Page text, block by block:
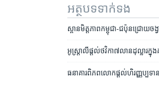
អត្ថបទ​ទាក់ទង
ស្ពាន​មិត្តភាព​កម្ពុជា-ជប៉ុន​ជ្រោយច
អូស្ត្រាលី​ផ្ដល់​ថវិកា​៧​លាន​ដុល្លារ​ក្នុង​
ធនាគារ​ពិភព​លោក​ផ្តល់​ហិរញ្ញប្ប​ទា